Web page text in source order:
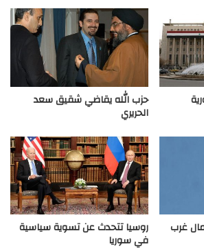
حزب الله يقاضي شقيق سعد
الحريري
غرب روسيا تتحدث عن تسوية سياسية
في سوريا